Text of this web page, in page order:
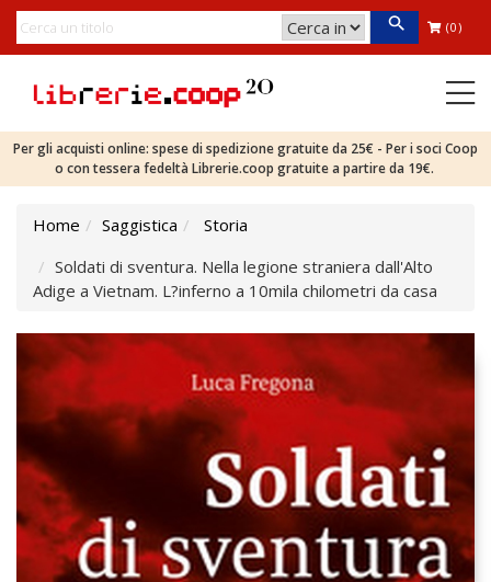
(0)
Per gli acquisti online: spese di spedizione gratuite da 25€ - Per i soci Coop
o con tessera fedeltà Librerie.coop gratuite a partire da 19€.
Home Saggistica
Storia
Soldati di sventura. Nella legione straniera dall'Alto
Adige a Vietnam. L?inferno a 10mila chilometri da casa